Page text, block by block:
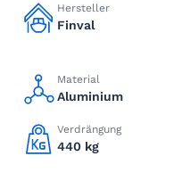
Hersteller
Finval
Material
Aluminium
Verdrängung
440 kg